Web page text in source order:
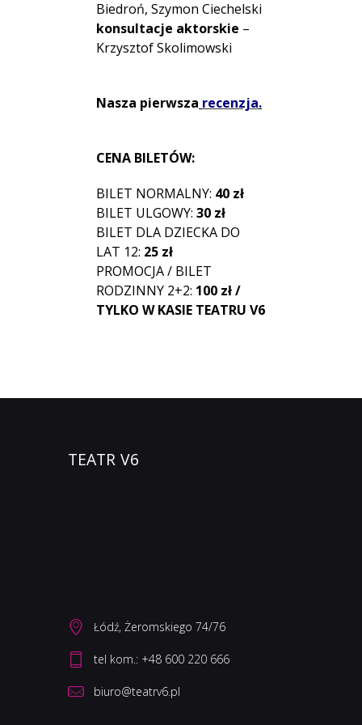
Biedroń, Szymon Ciechelski
konsultacje aktorskie –
Krzysztof Skolimowski
Nasza pierwsza recenzja.
CENA BILETÓW:
BILET NORMALNY: 40 zł
BILET ULGOWY: 30 zł
BILET DLA DZIECKA DO
LAT 12: 25 zł
PROMOCJA / BILET
RODZINNY 2+2: 100 zł /
TYLKO W KASIE TEATRU V6
TEATR V6
Łódź, Żeromskiego 74/76
biuro@teatrv6.pl